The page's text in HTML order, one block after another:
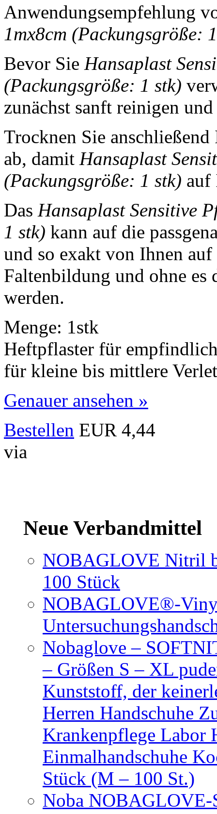
Anwendungsempfehlung
1mx8cm (Packungsgröße:
Bevor Sie Hansaplast
(Packungsgröße: 1 stk)
zunächst sanft reinigen
Trocknen Sie
ab, damit Hansaplast
(Packungsgröße: 1 stk) auf
Das Hansaplast Sensitive
1 stk) kann auf die
und so exakt von Ihnen
Faltenbildung und ohne es
werden.
Menge: 1stk
Heftpflaster für
für kleine bis mittlere
Genauer ansehen »
Bestellen EUR 4,44
via
Neue Verbandmittel
NOBAGLOVE Nitril
100 Stück
NOBAGLOVE®-
Nobaglove –
– Größen S – XL
Kunststoff, der
Herren Handschuhe
Krankenpflege Labor
Einmalhandschuhe
Stück (M – 100 St.)
Noba